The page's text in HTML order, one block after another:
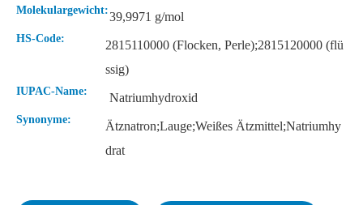
Molekulargewicht:39,9971 g/mol
HS-Code:
2815110000 (Flocken, Perle);2815120000 (flü
ssig)
IUPAC-Name: Natriumhydroxid
Synonyme:
Ätznatron;Lauge;Weißes Ätzmittel;Natriumhy
drat